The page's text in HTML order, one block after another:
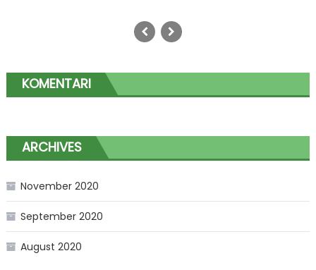
KOMENTARI
ARCHIVES
November 2020
September 2020
August 2020